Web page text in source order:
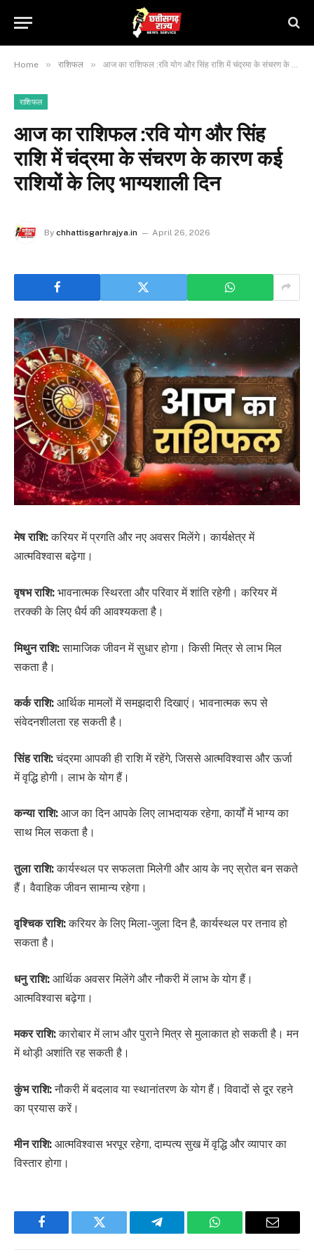
Home » राशिफल » आज का राशिफल :रवि योग और सिंह राशि में चंद्रमा के संचरण के कारण कई राशियों के लिए भाग्यशाली दिन
राशिफल
आज का राशिफल :रवि योग और सिंह
राशि में चंद्रमा के संचरण के कारण कई
राशियों के लिए भाग्यशाली दिन
By chhattisgarhrajya.in April 26, 2026
मेष राशि:करियर में प्रगति और नए अवसर मिलेंगे। कार्यक्षेत्र में
आत्मविश्वास बढ़ेगा।
वृषभ राशि: भावनात्मक स्थिरता और परिवार में शांति रहेगी। करियर में
तरक्की के लिए धैर्य की आवश्यकता है।
मिथुन राशि:सामाजिक जीवन में सुधार होगा। किसी मित्र से लाभ मिल
सकता है।
कर्क राशि: आर्थिक मामलों में समझदारी दिखाएं। भावनात्मक रूप से
संवेदनशीलता रह सकती है।
सिंह राशि:चंद्रमा आपकी ही राशि में रहेंगे, जिससे आत्मविश्वास और ऊर्जा
में वृद्धि होगी। लाभ के योग हैं।
कन्या राशि: आज का दिन आपके लिए लाभदायक रहेगा, कार्यों में भाग्य का
साथ मिल सकता है।
तुला राशि:कार्यस्थल पर सफलता मिलेगी और आय के नए स्रोत बन सकते
हैं। वैवाहिक जीवन सामान्य रहेगा।
वृश्चिक राशि:करियर के लिए मिला-जुला दिन है, कार्यस्थल पर तनाव हो
सकता है।
धनु राशि: आर्थिक अवसर मिलेंगे और नौकरी में लाभ के योग हैं।
आत्मविश्वास बढ़ेगा।
मकर राशि:कारोबार में लाभ और पुराने मित्र से मुलाकात हो सकती है। मन
में थोड़ी अशांति रह सकती है।
कुंभ राशि:नौकरी में बदलाव या स्थानांतरण के योग हैं। विवादों से दूर रहने
का प्रयास करें।
मीन राशि: आत्मविश्वास भरपूर रहेगा, दाम्पत्य सुख में वृद्धि और व्यापार का
विस्तार होगा।
Facebook Twitter Telegram WhatsApp Email